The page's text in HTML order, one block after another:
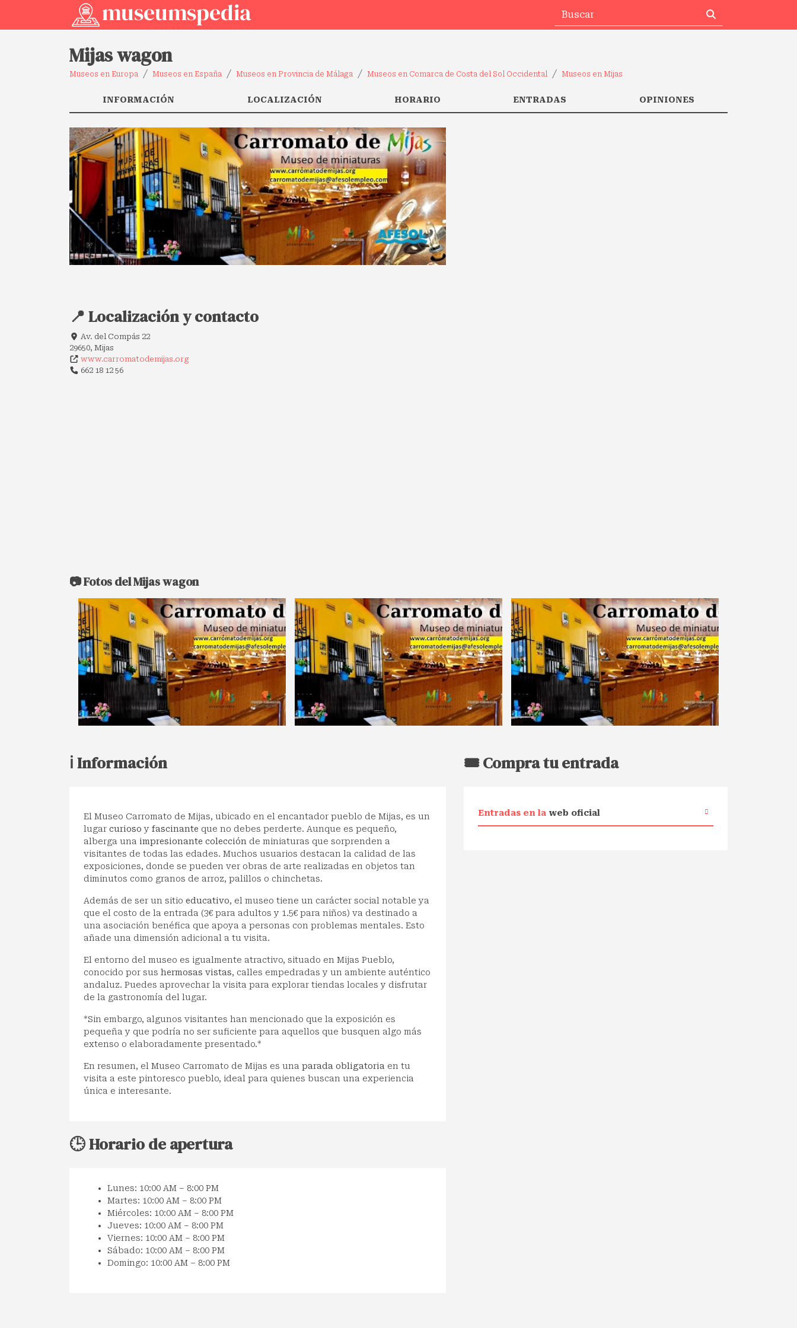
Mijas wagon
Museos en Europa Museos en España Museos en Provincia de Málaga Museos en Comarca de Costa del Sol Occidental Museos en Mijas
INFORMACIÓN LOCALIZACIÓN HORARIO ENTRADAS OPINIONES
📍 Localización y contacto
Av. del Compás 22
29650, Mijas
www.carromatodemijas.org
662 18 12 56
📷 Fotos del Mijas wagon
ℹ️ Información
El Museo Carromato de Mijas, ubicado en el encantador pueblo de Mijas, es un
lugar curioso y fascinante que no debes perderte. Aunque es pequeño,
alberga una impresionante colección de miniaturas que sorprenden a
visitantes de todas las edades. Muchos usuarios destacan la calidad de las
exposiciones, donde se pueden ver obras de arte realizadas en objetos tan
diminutos como granos de arroz, palillos o chinchetas.
Además de ser un sitio educativo, el museo tiene un carácter social notable ya
que el costo de la entrada (3€ para adultos y 1.5€ para niños) va destinado a
una asociación benéfica que apoya a personas con problemas mentales. Esto
añade una dimensión adicional a tu visita.
El entorno del museo es igualmente atractivo, situado en Mijas Pueblo,
conocido por sus hermosas vistas, calles empedradas y un ambiente auténtico
andaluz. Puedes aprovechar la visita para explorar tiendas locales y disfrutar
de la gastronomía del lugar.
*Sin embargo, algunos visitantes han mencionado que la exposición es
pequeña y que podría no ser suficiente para aquellos que busquen algo más
extenso o elaboradamente presentado.*
En resumen, el Museo Carromato de Mijas es una parada obligatoria en tu
visita a este pintoresco pueblo, ideal para quienes buscan una experiencia
única e interesante.
🕒 Horario de apertura
Lunes: 10:00 AM – 8:00 PM
Martes: 10:00 AM – 8:00 PM
Miércoles: 10:00 AM – 8:00 PM
Jueves: 10:00 AM – 8:00 PM
Viernes: 10:00 AM – 8:00 PM
Sábado: 10:00 AM – 8:00 PM
Domingo: 10:00 AM – 8:00 PM
🎟️ Compra tu entrada
Entradas en la web oficial